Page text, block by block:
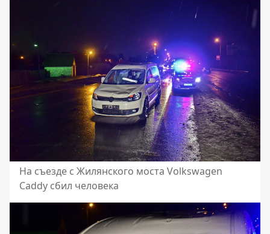
На съезде с Жилянского моста Volkswagen
Caddy сбил человека